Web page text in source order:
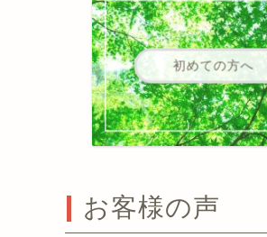
初めての方へ
お客様の声